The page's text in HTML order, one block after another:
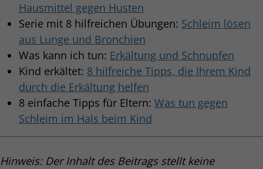
Hausmittel gegen Husten
Serie mit 8 hilfreichen Übungen: Schleim lösen
aus Lunge und Bronchien
Was kann ich tun: Erkältung und Schnupfen
Kind erkältet: 8 hilfreiche Tipps, die Ihrem Kind
durch die Erkältung helfen
8 einfache Tipps für Eltern: Was tun gegen
Schleim im Hals beim Kind
Hinweis: Der Inhalt des Beitrags stellt keine